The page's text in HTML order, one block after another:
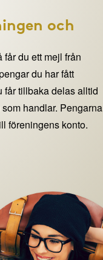
och
får du ett mejl från
du har fått
får tillbaka delas alltid
handlar. Pengarna
föreningens konto.